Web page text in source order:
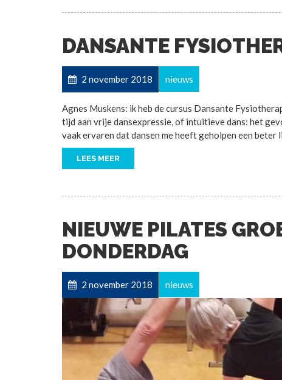
DANSANTE
2 november 2018 nieuws
Agnes Muskens: ik heb de cursus Dansante
tijd aan vrije dansexpressie, of intuïtieve dans: het
vaak ervaren dat dansen me heeft geholpen een
LEES MEER
NIEUWE PILATES
DONDERDAG
2 november 2018 nieuws